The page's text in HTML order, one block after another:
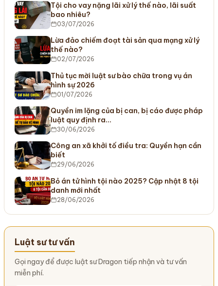
Tội cho vay nặng lãi xử lý thế nào, lãi suất
bao nhiêu?
03/07/2026
Lừa đảo chiếm đoạt tài sản qua mạng xử lý
thế nào?
02/07/2026
Thủ tục mời luật sư bào chữa trong vụ án
hình sự 2026
01/07/2026
Quyền im lặng của bị can, bị cáo được pháp
luật quy định ra…
30/06/2026
Công an xã khởi tố điều tra: Quyền hạn cần
biết
29/06/2026
Bỏ án tử hình tội nào 2025? Cập nhật 8 tội
danh mới nhất
28/06/2026
Luật sư tư vấn
Gọi ngay để được luật sư Dragon tiếp nhận và tư vấn
miễn phí.